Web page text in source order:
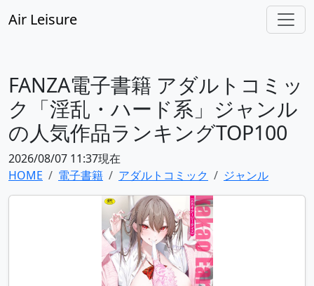
Air Leisure
FANZA電子書籍 アダルトコミッ
ク「淫乱・ハード系」ジャンル
の人気作品ランキングTOP100
2026/08/07 11:37現在
HOME
電子書籍 アダルトコミック ジャンル